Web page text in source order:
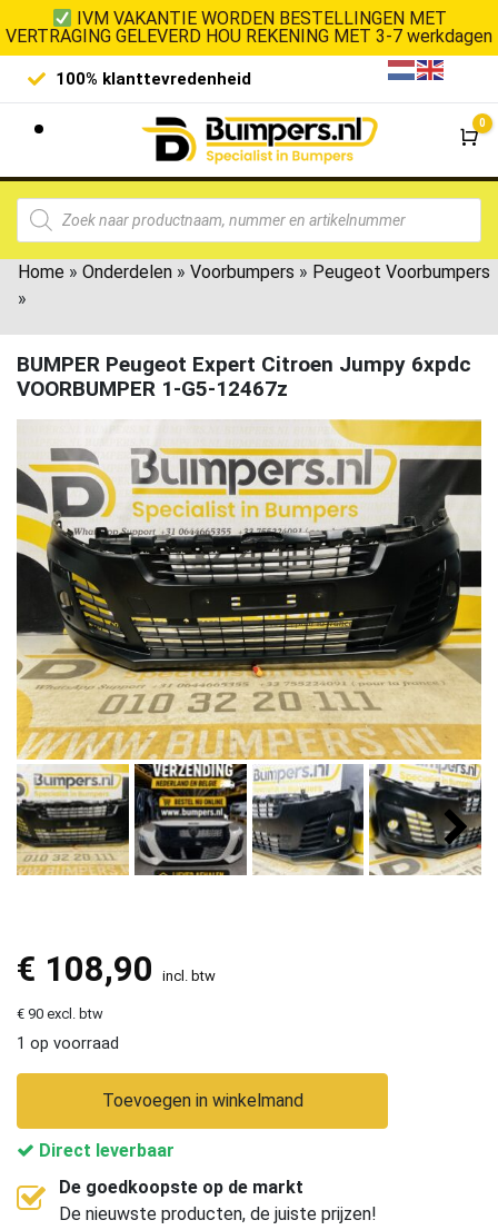
IVM VAKANTIE WORDEN BESTELLINGEN MET
VERTRAGING GELEVERD HOU REKENING MET 3-7 werkdagen
100% klanttevredenheid
0
Home » Onderdelen » Voorbumpers » Peugeot Voorbumpers
»
BUMPER Peugeot Expert Citroen Jumpy 6xpdc
VOORBUMPER 1-G5-12467z
€ 108,90 incl. btw
€ 90 excl. btw
1 op voorraad
Toevoegen in winkelmand
Direct leverbaar
De goedkoopste op de markt
De nieuwste producten, de juiste prijzen!